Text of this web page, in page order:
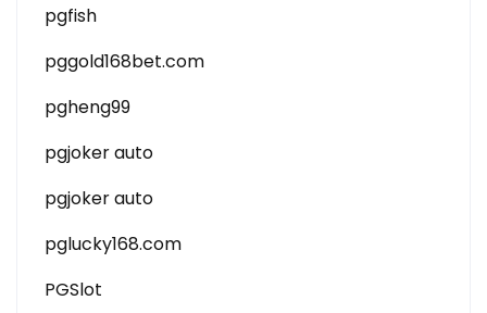
pgfish
pggold168bet.com
pgheng99
pgjoker auto
pgjoker auto
pglucky168.com
PGSlot